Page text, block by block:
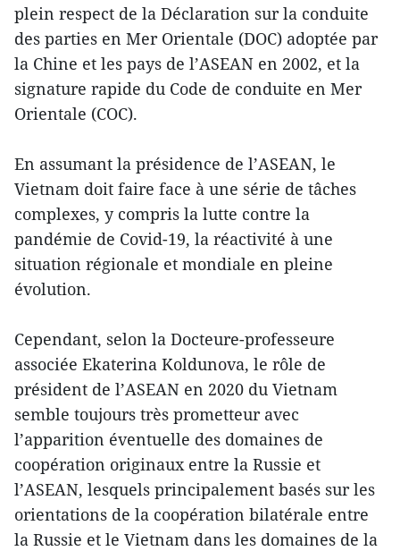
plein respect de la Déclaration sur la conduite
des parties en Mer Orientale (DOC) adoptée par
la Chine et les pays de l’ASEAN en 2002, et la
signature rapide du Code de conduite en Mer
Orientale (COC).
En assumant la présidence de l’ASEAN, le
Vietnam doit faire face à une série de tâches
complexes, y compris la lutte contre la
pandémie de Covid-19, la réactivité à une
situation régionale et mondiale en pleine
évolution.
Cependant, selon la Docteure-professeure
associée Ekaterina Koldunova, le rôle de
président de l’ASEAN en 2020 du Vietnam
semble toujours très prometteur avec
l’apparition éventuelle des domaines de
coopération originaux entre la Russie et
l’ASEAN, lesquels principalement basés sur les
orientations de la coopération bilatérale entre
la Russie et le Vietnam dans les domaines de la